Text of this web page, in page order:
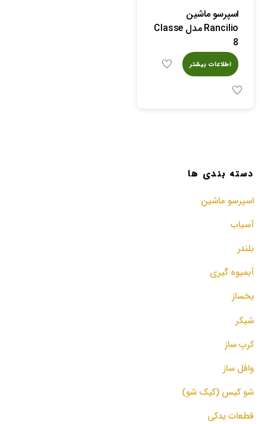
اسپرسو ماشین
Rancilio مدل Classe
8
اطلاعات بیشتر
دسته بندی ها
اسپرسو‌ ماشین
آسیاب
بلندر
آبمیوه گیری
یخساز
شیکر
کرپ ساز
وافل ساز
شو کیس (کیک شو)
قطعات یدکی